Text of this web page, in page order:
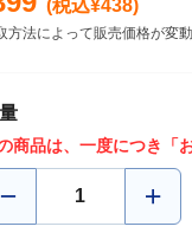
(税込¥438)
方法によって販売価格が変
商品は、一度につき「